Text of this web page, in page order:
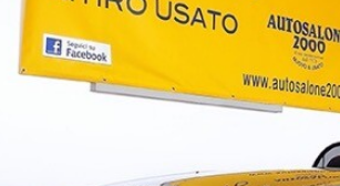
NOLEGGIO LUNGO TERMINE
ACQUISTIAMO USATO